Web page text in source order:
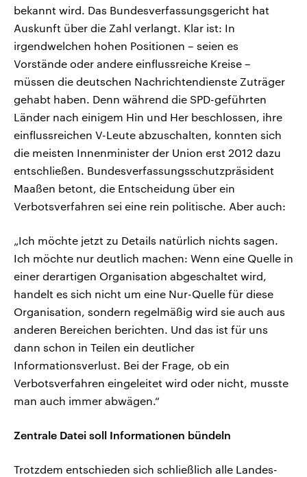
bekannt wird. Das Bundesverfassungsgericht hat
Auskunft über die Zahl verlangt. Klar ist: In
irgendwelchen hohen Positionen – seien es
Vorstände oder andere einflussreiche Kreise –
müssen die deutschen Nachrichtendienste Zuträger
gehabt haben. Denn während die SPD-geführten
Länder nach einigem Hin und Her beschlossen, ihre
einflussreichen V-Leute abzuschalten, konnten sich
die meisten Innenminister der Union erst 2012 dazu
entschließen. Bundesverfassungsschutzpräsident
Maaßen betont, die Entscheidung über ein
Verbotsverfahren sei eine rein politische. Aber auch:
„Ich möchte jetzt zu Details natürlich nichts sagen.
Ich möchte nur deutlich machen: Wenn eine Quelle in
einer derartigen Organisation abgeschaltet wird,
handelt es sich nicht um eine Nur-Quelle für diese
Organisation, sondern regelmäßig wird sie auch aus
anderen Bereichen berichten. Und das ist für uns
dann schon in Teilen ein deutlicher
Informationsverlust. Bei der Frage, ob ein
Verbotsverfahren eingeleitet wird oder nicht, musste
man auch immer abwägen.“
Zentrale Datei soll Informationen bündeln
Trotzdem entschieden sich schließlich alle Landes-